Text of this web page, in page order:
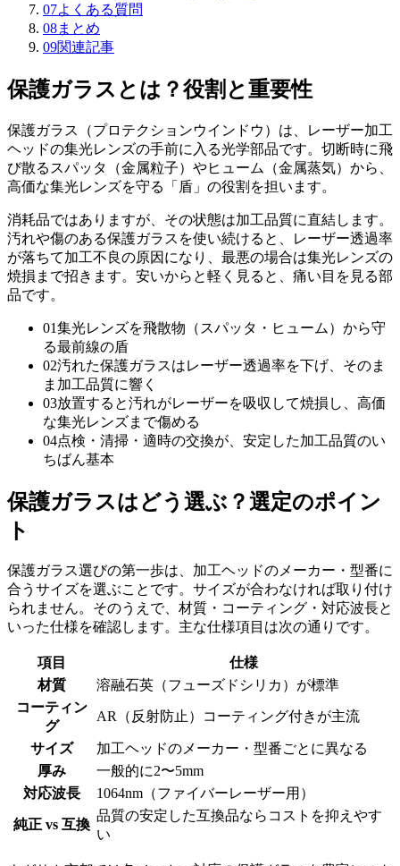
07よくある質問
08まとめ
09関連記事
保護ガラスとは？役割と重要性
保護ガラス（プロテクションウインドウ）は、レーザー加工
ヘッドの集光レンズの手前に入る光学部品です。切断時に飛
び散るスパッタ（金属粒子）やヒューム（金属蒸気）から、
高価な集光レンズを守る「盾」の役割を担います。
消耗品ではありますが、その状態は加工品質に直結します。
汚れや傷のある保護ガラスを使い続けると、レーザー透過率
が落ちて加工不良の原因になり、最悪の場合は集光レンズの
焼損まで招きます。安いからと軽く見ると、痛い目を見る部
品です。
01集光レンズを飛散物（スパッタ・ヒューム）から守
る最前線の盾
02汚れた保護ガラスはレーザー透過率を下げ、そのま
ま加工品質に響く
03放置すると汚れがレーザーを吸収して焼損し、高価
な集光レンズまで傷める
04点検・清掃・適時の交換が、安定した加工品質のい
ちばん基本
保護ガラスはどう選ぶ？選定のポイン
ト
保護ガラス選びの第一歩は、加工ヘッドのメーカー・型番に
合うサイズを選ぶことです。サイズが合わなければ取り付け
られません。そのうえで、材質・コーティング・対応波長と
いった仕様を確認します。主な仕様項目は次の通りです。
項目
仕様
材質
溶融石英（フューズドシリカ）が標準
コーティン
グ
AR（反射防止）コーティング付きが主流
サイズ
加工ヘッドのメーカー・型番ごとに異なる
厚み
一般的に2〜5mm
対応波長
1064nm（ファイバーレーザー用）
純正 vs 互換
品質の安定した互換品ならコストを抑えやす
い